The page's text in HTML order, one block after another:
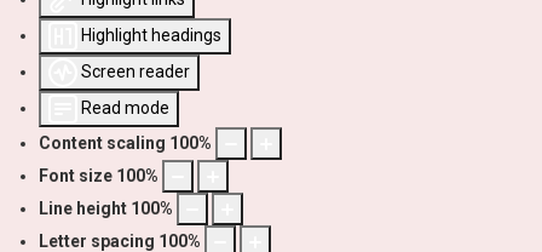
Highlight headings
Screen reader
Read mode
Content scaling 100%
Font size 100%
Line height 100%
Letter spacing 100%